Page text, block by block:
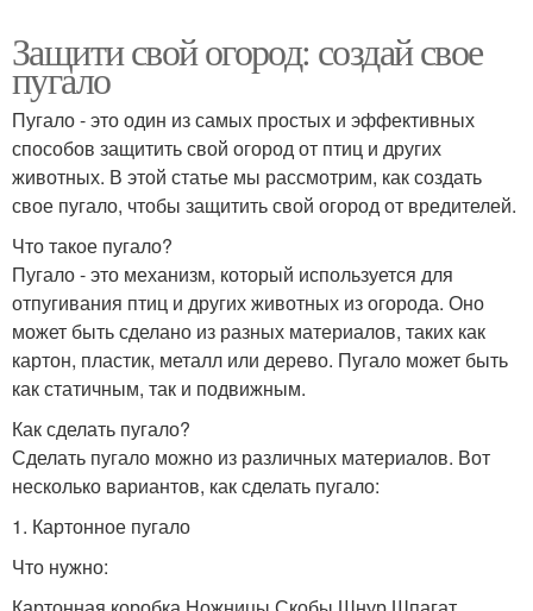
Защити свой огород: создай свое
пугало
Пугало - это один из самых простых и эффективных
способов защитить свой огород от птиц и других
животных. В этой статье мы рассмотрим, как создать
свое пугало, чтобы защитить свой огород от вредителей.
Что такое пугало?
Пугало - это механизм, который используется для
отпугивания птиц и других животных из огорода. Оно
может быть сделано из разных материалов, таких как
картон, пластик, металл или дерево. Пугало может быть
как статичным, так и подвижным.
Как сделать пугало?
Сделать пугало можно из различных материалов. Вот
несколько вариантов, как сделать пугало:
1. Картонное пугало
Что нужно: